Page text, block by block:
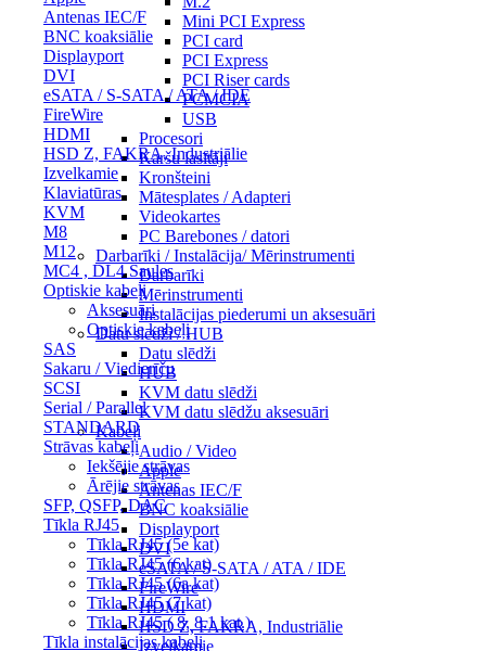
Antenas IEC/F
BNC koaksiālie
Displayport
DVI
eSATA / S-SATA / ATA / IDE
FireWire
HDMI
HSD Z, FAKRA, Industriālie
Izvelkamie
Klaviatūras
KVM
M8
M12
MC4 , DL4 Saules
Optiskie kabeļi
Aksesuāri
Optiskie kabeļi
SAS
Sakaru / Viedierīču
SCSI
Serial / Parallel
STANDARD
Strāvas kabeļi
Iekšējie strāvas
Ārējie strāvas
SFP, QSFP, DAC
Tīkla RJ45
Tīkla RJ45 (5e kat)
Tīkla RJ45 (6 kat)
Tīkla RJ45 (6a kat)
Tīkla RJ45 (7 kat)
Tīkla RJ45 ( 8, 8.1 kat.)
Tīkla instalācijas kabeļi
Mini PCI Express
PCI card
PCI Express
PCI Riser cards
PCMCIA
USB
Procesori
Karšu lasītāji
Kronšteini
Mātesplates / Adapteri
Videokartes
PC Barebones / datori
Darbarīki / Instalācija/ Mērinstrumenti
Darbarīki
Mērinstrumenti
Instalācijas piederumi un aksesuāri
Datu slēdži / HUB
Datu slēdži
HUB
KVM datu slēdži
KVM datu slēdžu aksesuāri
Kabeļi
Audio / Video
Apple
Antenas IEC/F
BNC koaksiālie
Displayport
DVI
eSATA / S-SATA / ATA / IDE
FireWire
HDMI
HSD Z, FAKRA, Industriālie
Izvelkamie